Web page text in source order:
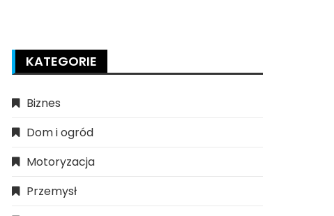
KATEGORIE
Biznes
Dom i ogród
Motoryzacja
Przemysł